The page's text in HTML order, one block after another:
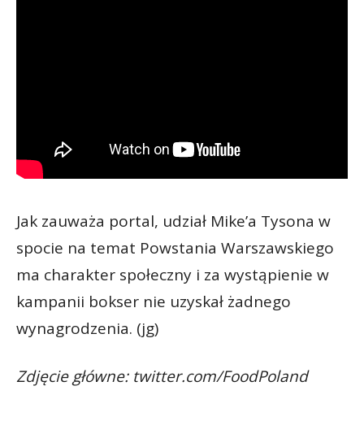
Jak zauważa portal, udział Mike’a Tysona w
spocie na temat Powstania Warszawskiego
ma charakter społeczny i za wystąpienie w
kampanii bokser nie uzyskał żadnego
wynagrodzenia. (jg)
Zdjęcie główne: twitter.com/FoodPoland